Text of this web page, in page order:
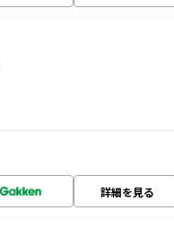
詳細を見る